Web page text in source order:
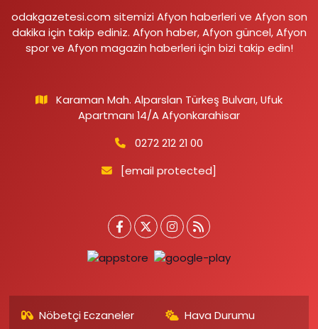
odakgazetesi.com sitemizi Afyon haberleri ve Afyon son
dakika için takip ediniz. Afyon haber, Afyon güncel, Afyon
spor ve Afyon magazin haberleri için bizi takip edin!
Karaman Mah. Alparslan Türkeş Bulvarı, Ufuk
Apartmanı 14/A Afyonkarahisar
0272 212 21 00
[email protected]
Nöbetçi Eczaneler
Hava Durumu